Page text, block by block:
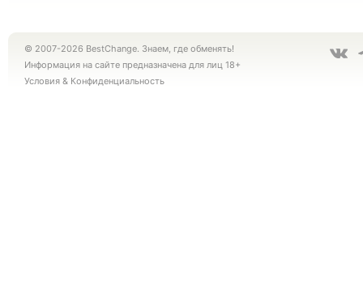
© 2007-2026 BestChange. Знаем, где обменять!
Информация на сайте предназначена для лиц 18+
Условия & Конфиденциальность